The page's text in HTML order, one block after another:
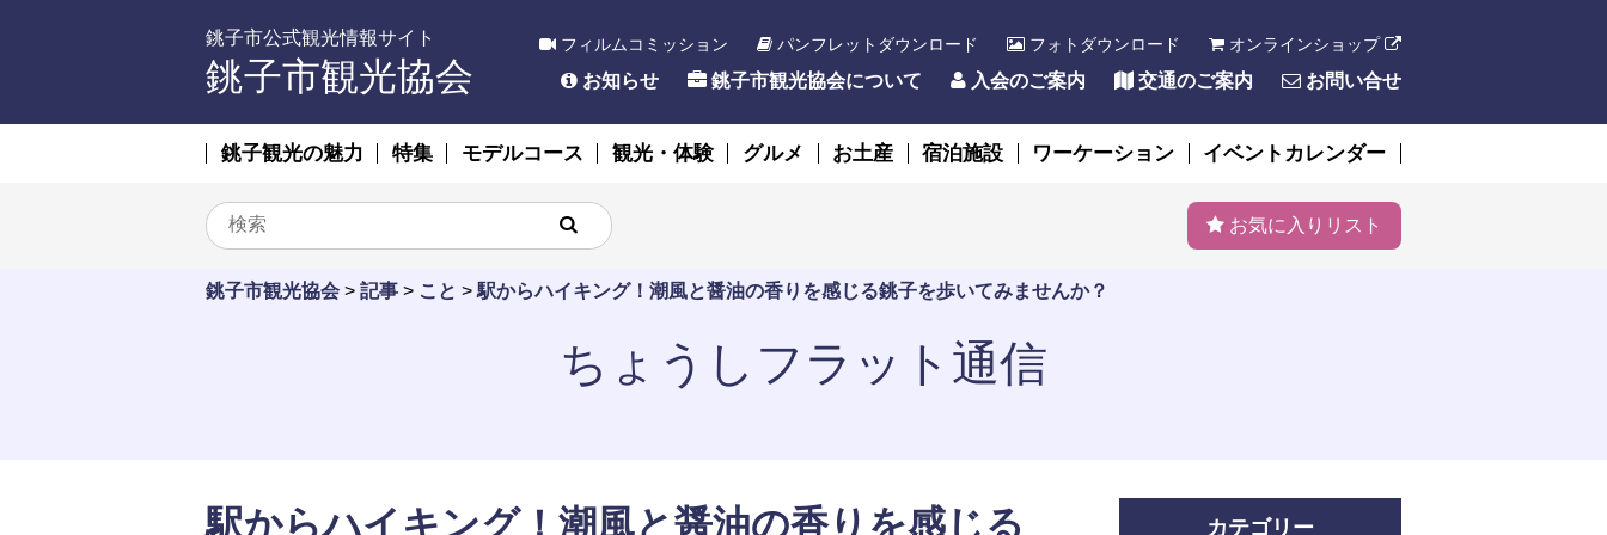
銚子市公式観光情報サイト
銚子市観光協会
フィルムコミッション パンフレットダウンロード フォトダウンロード オンラインショップ
お知らせ 銚子市観光協会について 入会のご案内 交通のご案内 お問い合せ
銚子観光の魅力 特集 モデルコース 観光・体験 グルメ お土産 宿泊施設 ワーケーション イベントカレンダー
お気に入りリスト
銚子市観光協会 > 記事 > こと > 駅からハイキング！潮風と醤油の香りを感じる銚子を歩いてみませんか？
ちょうしフラット通信
駅からハイキング！潮風と醤油の香りを感じる カテゴリー